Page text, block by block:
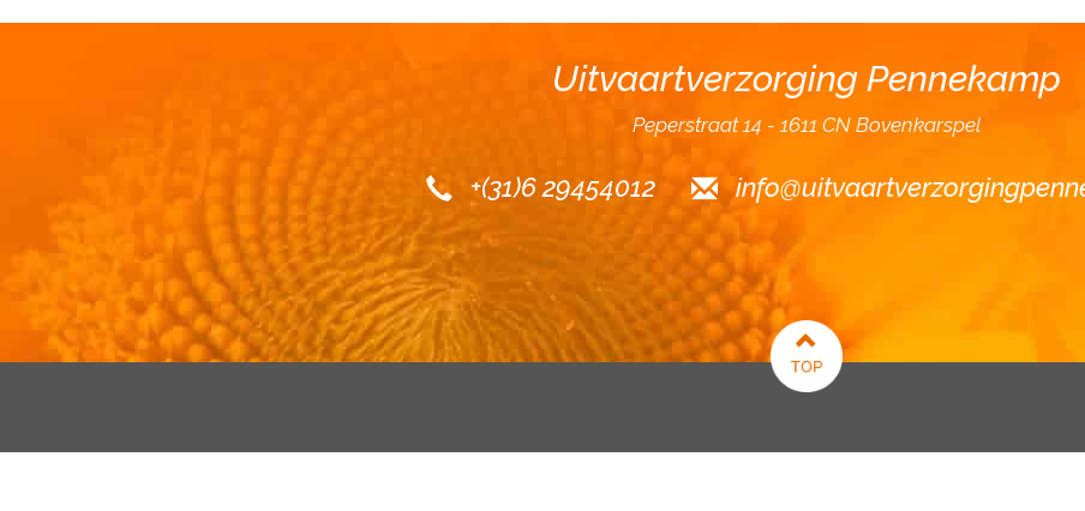
Uitvaartverzorging Pennekamp
Peperstraat 14 1611 CN Bovenkarspel
+(31)6 29454012